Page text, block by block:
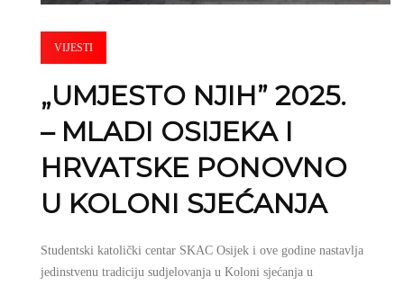
VIJESTI
„UMJESTO NJIH” 2025.
– MLADI OSIJEKA I
HRVATSKE PONOVNO
U KOLONI SJEĆANJA
Studentski katolički centar SKAC Osijek i ove godine nastavlja
jedinstvenu tradiciju sudjelovanja u Koloni sjećanja u